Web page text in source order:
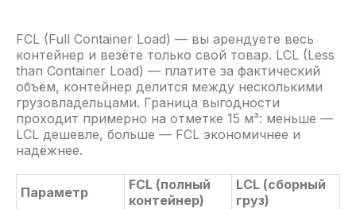
FCL (Full Container Load) — вы арендуете весь
контейнер и везёте только свой товар. LCL (Less
than Container Load) — платите за фактический
объём, контейнер делится между несколькими
грузовладельцами. Граница выгодности
проходит примерно на отметке 15 м³: меньше —
LCL дешевле, больше — FCL экономичнее и
надёжнее.
Параметр
FCL (полный
контейнер)
LCL (сборный
груз)